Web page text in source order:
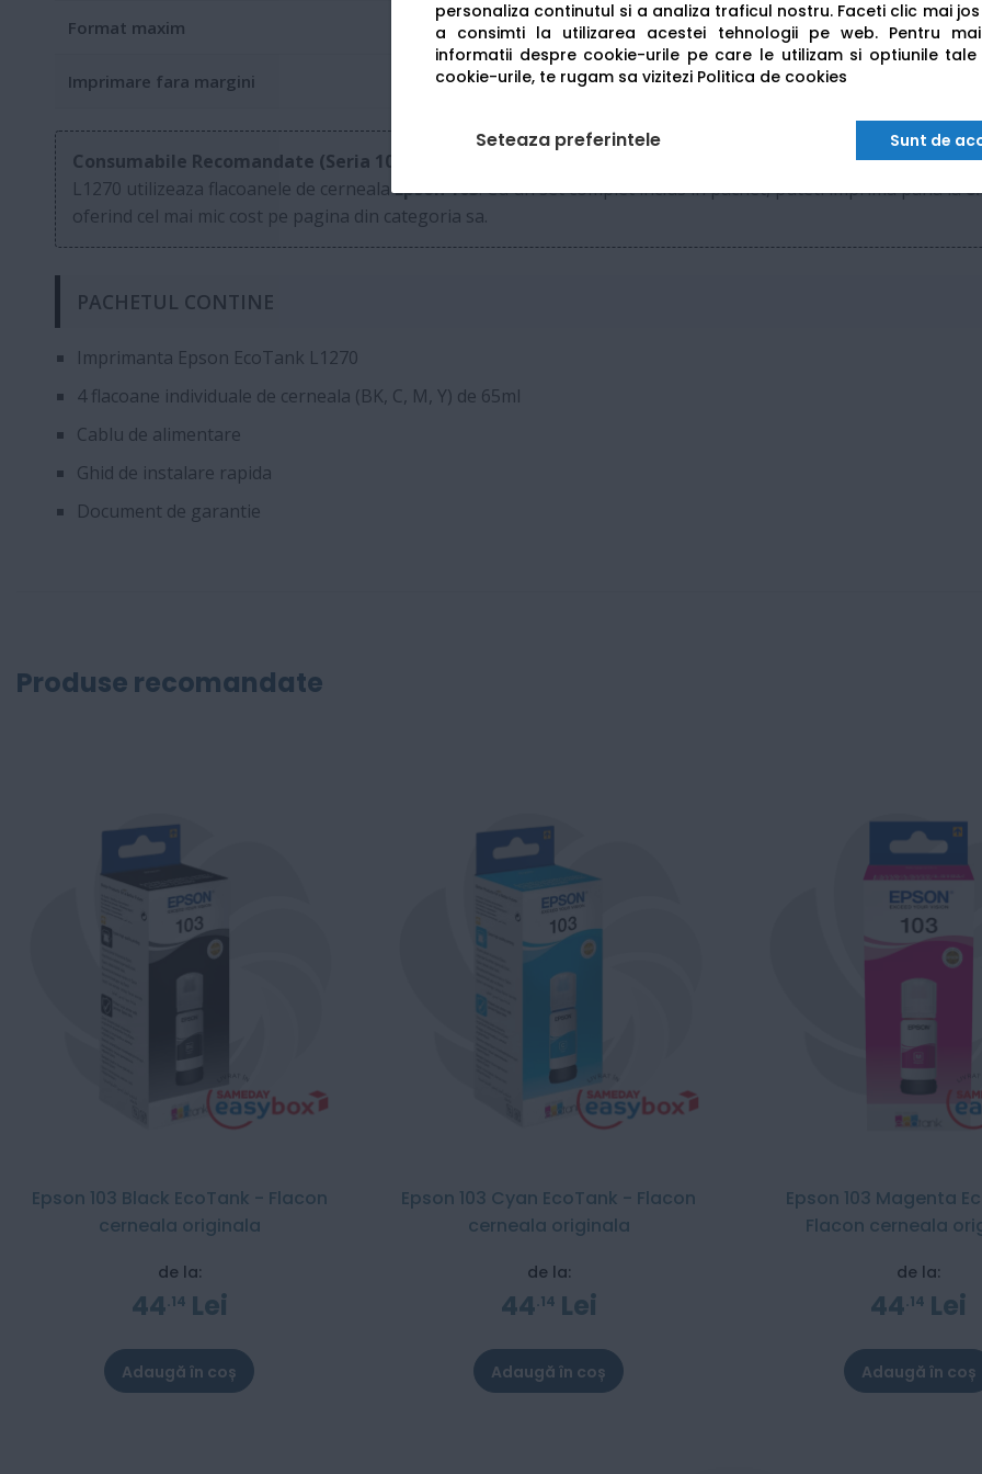
personaliza continutul si a analiza traficul nostru. Faceti clic mai
a consimti la utilizarea acestei tehnologii pe web. Pentru
informatii despre cookie-urile pe care le utilizam si optiunile tale
cookie-urile, te rugam sa vizitezi Politica de cookies
Seteaza preferintele Sunt de
Format maxim A4 (210 x 297 mm)
Imprimare fara margini Da (pana la 10 x 15 cm)
Consumabile Recomandate (Seria 103):
L1270 utilizeaza flacoanele de cernealaEpson 103. Cu un set complet inclus in pachet, puteti imprima pana la
oferind cel mai mic cost pe pagina din categoria sa.
PACHETUL CONTINE
Imprimanta Epson EcoTank L1270
4 flacoane individuale de cerneala (BK, C, M, Y) de 65ml
Cablu de alimentare
Ghid de instalare rapida
Document de garantie
Produse recomandate
Epson 103 Black EcoTank - Flacon
cerneala originala
de la:
44 14 Lei
Adaugă în coș
Epson 103 Cyan EcoTank - Flacon
cerneala originala
de la:
44 14 Lei
Adaugă în coș
Epson 103 Magenta
Flacon cerneala
de la:
44 14 Lei
Adaugă în coș